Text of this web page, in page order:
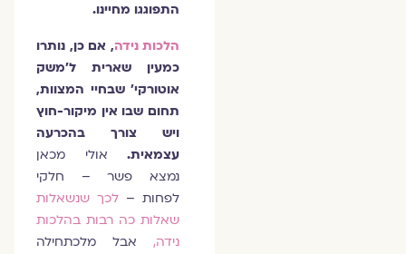
התפוגגו מחיינו.
הלכות נידה, אם כן, נותרו
כמעין שארית ל'משק
אוטורקי' שבחיי המצוות,
תחום שבו אין מיקור-חוץ
ויש צורך בהכרעה
עצמאית.אולי מכאן
נמצא פשר – חלקי
לפחות –לכך שנשאלות
שאלות כה רבות בהלכות
נידה,
אבל מלכתחילה